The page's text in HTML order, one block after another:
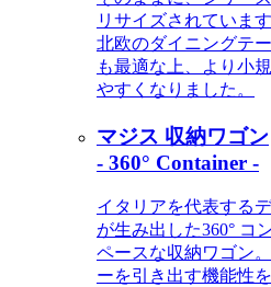
リサイズされていま
北欧のダイニングテ
も最適な上、より小
やすくなりました。
マジス 収納ワゴン
- 360° Container -
イタリアを代表する
が生み出した360° コ
ペースな収納ワゴン
ーを引き出す機能性